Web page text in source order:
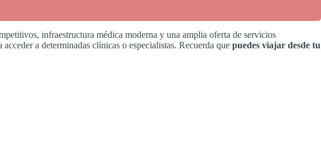
infraestructura médica moderna y una amplia oferta de servicios
acceder a determinadas clínicas o especialistas. Recuerda que puedes viajar desde tu